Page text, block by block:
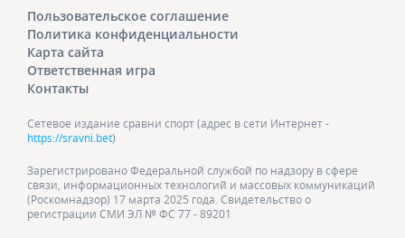
Пользовательское соглашение
Политика конфиденциальности
Карта сайта
Ответственная игра
Контакты
Сетевое издание сравни спорт (адрес в сети Интернет -
https://sravni.bet)
Зарегистрировано Федеральной службой по надзору в сфере
связи, информационных технологий и массовых коммуникаций
(Роскомнадзор) 17 марта 2025 года. Свидетельство о
регистрации СМИ ЭЛ № ФС 77 - 89201